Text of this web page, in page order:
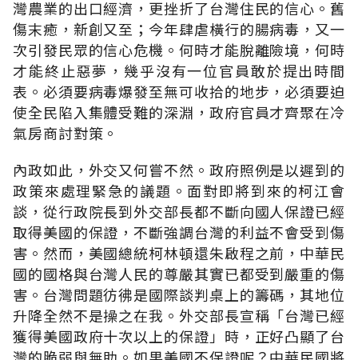
灣農業的出口經濟，更挫折了台灣住民的信心。舊
傷末癒，新創又至；今年肆虐橫行的腸病毒，又一
次引發民眾的信心危機。何時才能脫離險境，何時
才能終止惡夢，幾乎沒有一位官員敢於提出時間
表。必須要病毒爆發至無可收拾的地步，必須要迫
使全民陷入集體受難的深淵，政府官員才齊聚在冷
氣房商討對策。
內政如此，外交又何嘗不然。政府照例是以遲到的
政策來處理緊急的議題。面對即將到來的柯江會
談，從行政院長到外交部長都不斷向國人保證已經
取得美國的保證，不斷強調台灣的利益不會受到傷
害。然而，美國總統柯林頓還朱啟程之前，中華民
國的國格與台灣人民的尊嚴其實已都受到嚴重的傷
害。台灣問題彷彿是國際談判桌上的籌碼，其地位
升降全然不是操之在我。外交部長宣稱「台灣已經
獲得美國政府十次以上的保證」時，正好凸顯了台